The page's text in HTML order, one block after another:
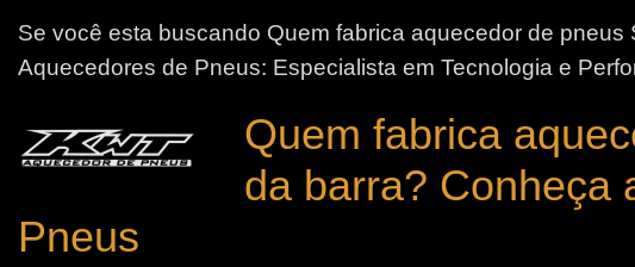
Se você esta buscando Quem fabrica aquecedor de
Aquecedores de Pneus: Especialista em Tecnologia e
Quem fabrica
da barra? Conheça
Pneus